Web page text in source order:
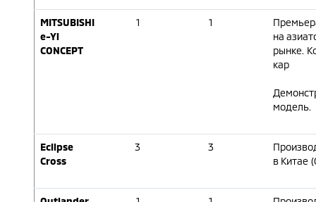
MITSUBISHI
e-Yi
CONCEPT
1 1
на
рынке.
кар
модель.
Eclipse
Cross
3 3
в Китае